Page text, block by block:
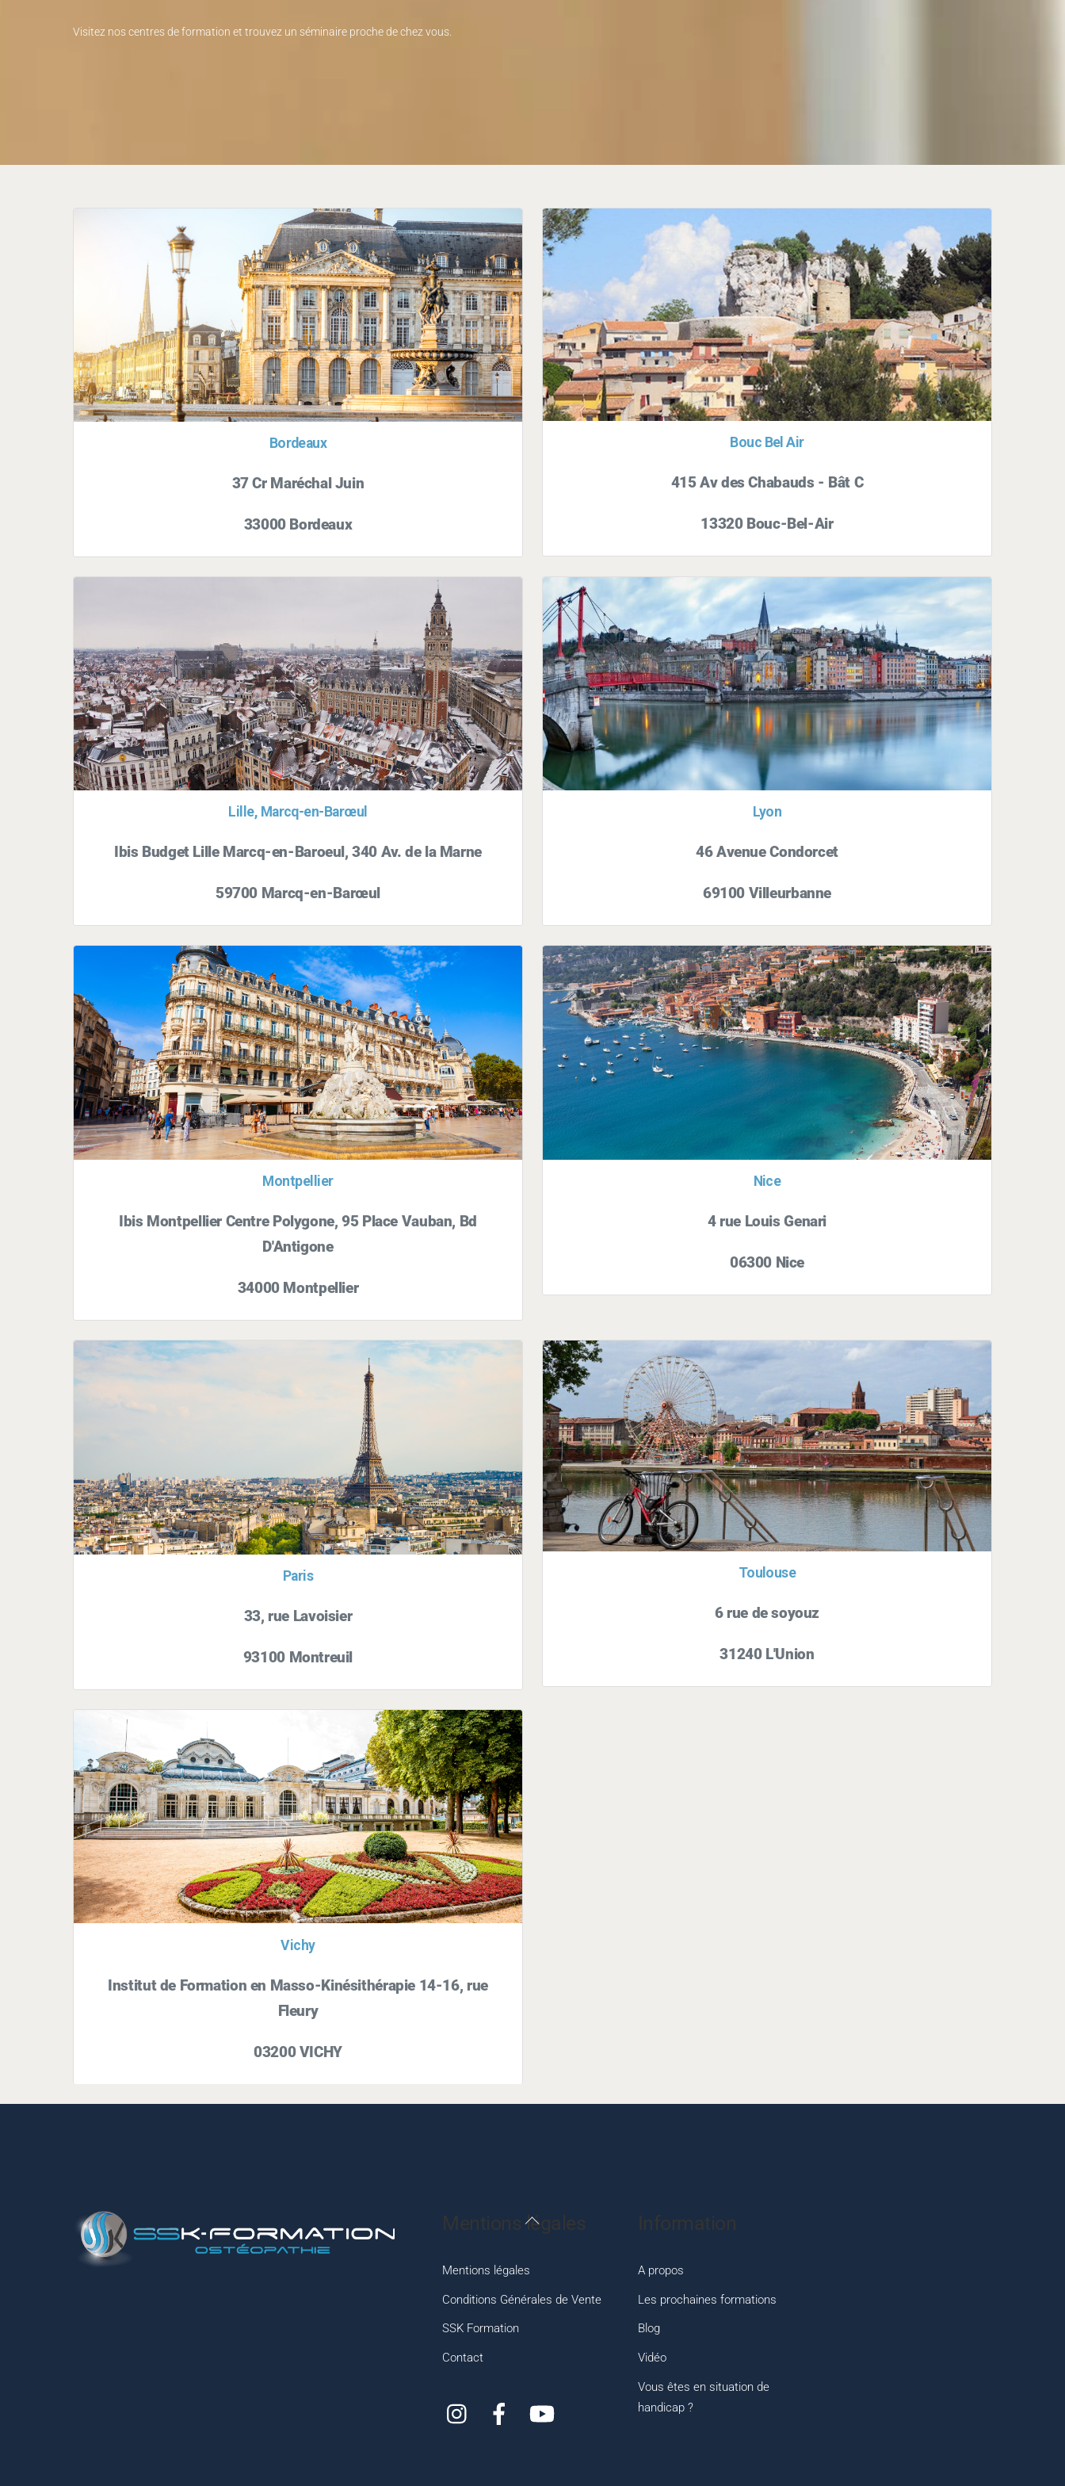
Visitez nos centres de formation et trouvez un séminaire proche de chez vous.
Bordeaux
37 Cr Maréchal Juin
33000 Bordeaux
Bouc Bel Air
415 Av des Chabauds - Bât C
13320 Bouc-Bel-Air
Lille, Marcq-en-Barœul
Ibis Budget Lille Marcq-en-Baroeul, 340 Av. de la Marne
59700 Marcq-en-Barœul
Lyon
46 Avenue Condorcet
69100 Villeurbanne
Montpellier
Ibis Montpellier Centre Polygone, 95 Place Vauban, Bd
D'Antigone
34000 Montpellier
Nice
4 rue Louis Genari
06300 Nice
Paris
33, rue Lavoisier
93100 Montreuil
Toulouse
6 rue de soyouz
31240 L'Union
Vichy
Institut de Formation en Masso-Kinésithérapie 14-16, rue
Fleury
03200 VICHY
Back
To
Mentions légales
Mentions légales
Conditions Générales de Vente
SSK Formation
Contact
Instagram
Information
A propos
Les prochaines formations
Blog
Vidéo
Vous êtes en situation de
handicap ?